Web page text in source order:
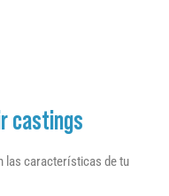
castings
las características de tu